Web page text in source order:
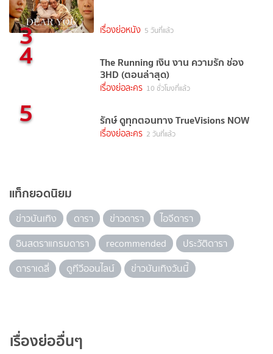
3 เรื่องย่อหนัง 5 วันที่แล้ว
4 The Running เงิน งาน ความรัก ช่อง
3HD (ตอนล่าสุด)
เรื่องย่อละคร 10 ชั่วโมงที่แล้ว
5 รักษ์ ดูทุกตอนทาง TrueVisions NOW
เรื่องย่อละคร 2 วันที่แล้ว
แท็กยอดนิยม
ข่าวบันเทิง ดารา ข่าวดารา
ไอจีดารา
อินสตราแกรมดารา
recommended
ประวัติดารา
ดาราเดลี่
ดูทีวีออนไลน์ ข่าวบันเทิงวันนี้
เรื่องย่ออื่นๆ